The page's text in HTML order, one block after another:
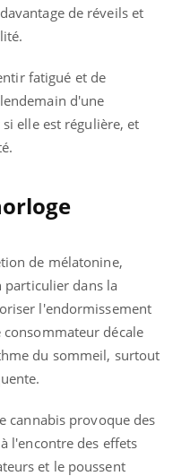
de réveils et
fatigué et de
d'une
elle est régulière, et
de mélatonine,
dans la
l'endormissement
décale
du sommeil, surtout
cannabis provoque des
l'encontre des effets
et le poussent